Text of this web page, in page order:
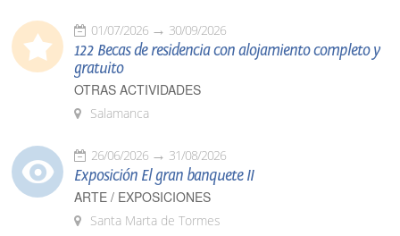
01/07/2026 30/09/2026
122 Becas de residencia con alojamiento completo y
gratuito
OTRAS ACTIVIDADES
Salamanca
26/06/2026 31/08/2026
Exposición El gran banquete II
ARTE / EXPOSICIONES
Santa Marta de Tormes